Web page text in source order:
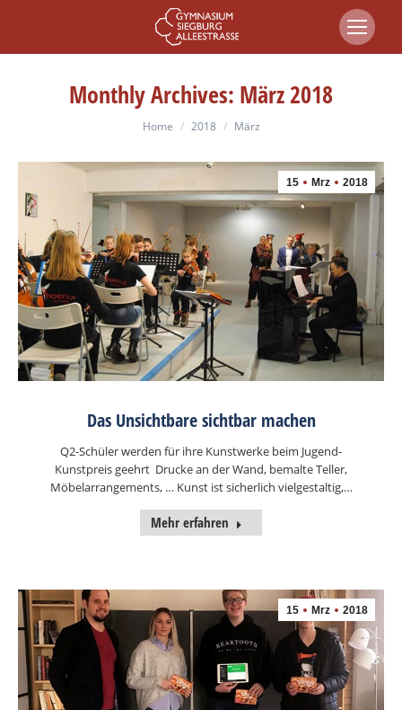
Monthly Archives: März 2018
You are here:
Home 2018 März
15 Mrz 2018
Das Unsichtbare sichtbar machen
Q2-Schüler werden für ihre Kunstwerke beim Jugend-
Kunstpreis geehrt Drucke an der Wand, bemalte Teller,
Möbelarrangements, … Kunst ist sicherlich vielgestaltig,…
Mehr erfahren
15 Mrz 2018